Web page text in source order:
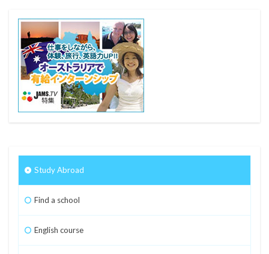
Study Abroad
Find a school
English course